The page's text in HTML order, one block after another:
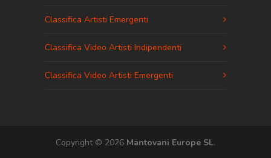
Classifica Artisti Emergenti
Classifica Video Artisti Indipendenti
Classifica Video Artisti Emergenti
Copyright © 2026 Mantovani Europe SL.